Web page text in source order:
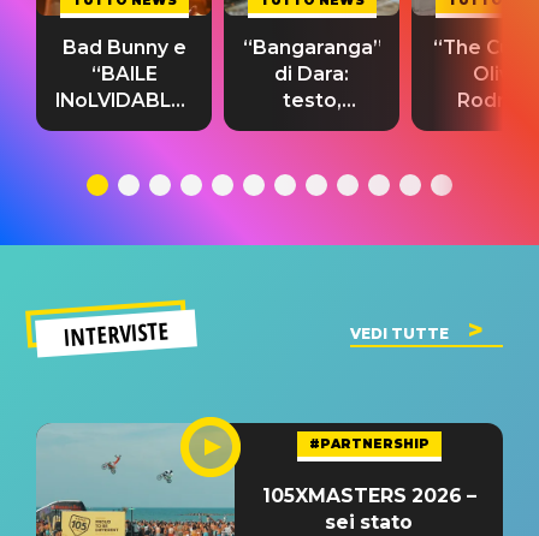
Bad Bunny e
“BAILE
INoLVIDABLE”:
testo,
significato
“Bangaranga”
di Dara:
testo,
traduzione e
del singolo
“The
Olivia
testo,
INTERVISTE VEDI TUTTE
#PARTNERSHIP
105XMASTERS 2026 –
sei stato